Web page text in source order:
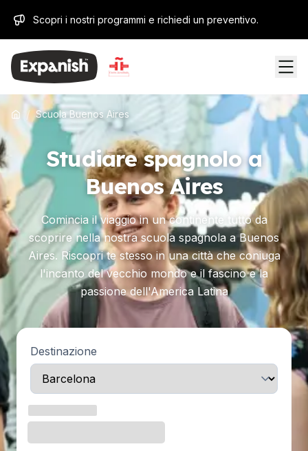
Scopri i nostri programmi e richiedi un preventivo.
/ Scuola Buenos Aires
Studiare spagnolo a
Buenos Aires
Comincia il viaggio in un continente tutto da
scoprire nella nostra scuola spagnola a Buenos
Aires. Riscopri te stesso in una città che coniuga
l'incanto del vecchio mondo e il fascino e la
passione dell'America Latina
Destinazione